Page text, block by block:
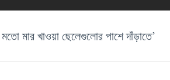
মার খাওয়া ছেলেগুলোর পাশে দাঁড়াতে’